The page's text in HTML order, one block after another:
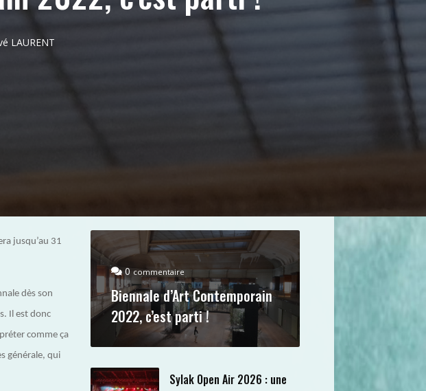
LAURENT
jusqu’au 31
dès son
Il est donc
comme ça
générale, qui
0commentaire
Biennale d’Art Contemporain
2022, c’est parti !
Sylak Open Air 2026 : une